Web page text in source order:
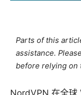
Parts of this
assistance.
before relying on
NordVPN 在全球